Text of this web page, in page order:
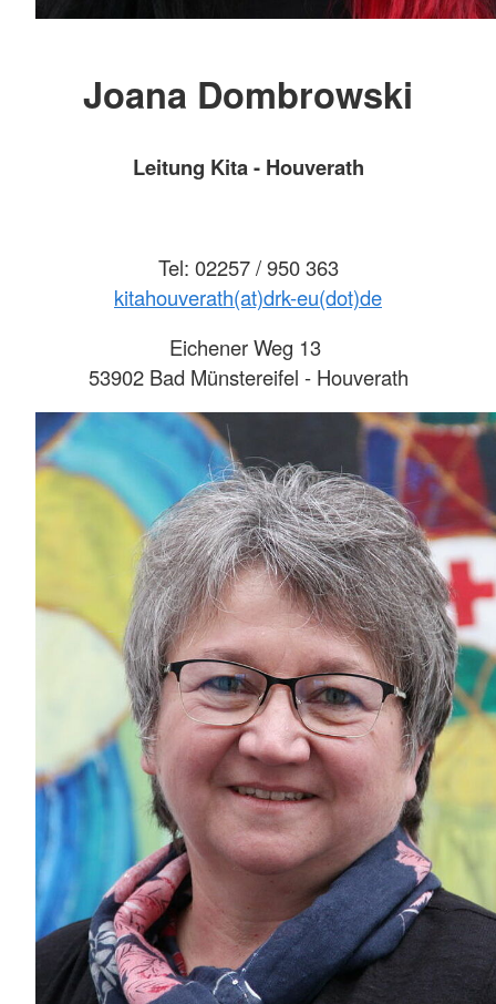
Joana Dombrowski
Leitung Kita - Houverath
Tel: 02257 / 950 363
kitahouverath(at)drk-eu(dot)de
Eichener Weg 13
53902 Bad Münstereifel - Houverath